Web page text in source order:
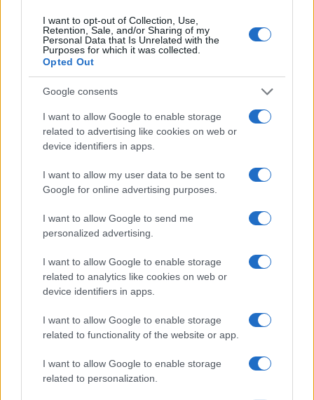
I want to opt-out of Collection, Use,
Retention, Sale, and/or Sharing of my
Personal Data that Is Unrelated with the
Purposes for which it was collected.
Opted Out
Google consents
I want to allow Google to enable storage
related to advertising like cookies on web or
device identifiers in apps.
I want to allow my user data to be sent to
Google for online advertising purposes.
I want to allow Google to send me
personalized advertising.
I want to allow Google to enable storage
related to analytics like cookies on web or
device identifiers in apps.
I want to allow Google to enable storage
related to functionality of the website or app.
I want to allow Google to enable storage
related to personalization.
Eureka Bridged PAX
Gold (Terra
(PAXG)
$4,187.30
Kinza Babylon Staked
(KBTC)
$83,270.00
Steakhouse EURCV
Morpho Vault
$100,000,000,000,000.00
(EPOCH)
(STINJ)
Vested XOR
(VXOR)